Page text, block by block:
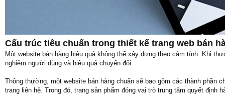
Cấu trúc tiêu chuẩn trong thiết kế trang web bán
Một website bán hàng hiệu quả không thể xây dựng theo cảm tính. Khi
nghiệm người dùng và hiệu quả chuyển đổi.
Thông thường, một website bán hàng chuẩn sẽ bao gồm các thành phần
trang liên hệ. Trong đó, trang sản phẩm đóng vai trò trung tâm quyết định